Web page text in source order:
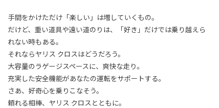
手間をかけただけ「楽しい」は増していくもの。
だけど、重い道具や遠い道のりは、「好き」だけでは乗り越えら
れない時もある。
それならヤリス クロスはどうだろう。
大容量のラゲージスペースに、爽快な走り。
充実した安全機能があなたの運転をサポートする。
さあ、好奇心を乗りこなそう。
頼れる相棒、ヤリス クロスとともに。